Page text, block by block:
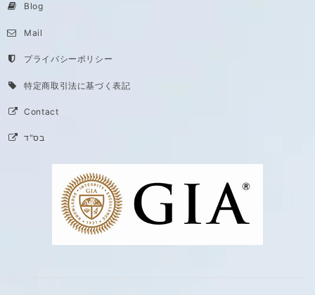
Blog
Mail
プライバシーポリシー
特定商取引法に基づく表記
Contact
בס"ד